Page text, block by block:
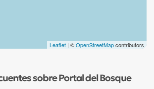
Leaflet | ©OpenStreetMapcontributors
sobre Portal del Bosque